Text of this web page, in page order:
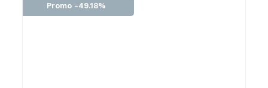
Promo -49.18%